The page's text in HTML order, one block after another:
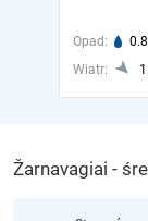
Opad:
Wiatr:
Žarnavagiai -